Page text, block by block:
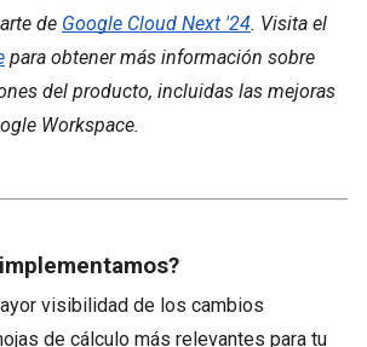
de Google Cloud Next '24. Visita el
para obtener más información sobre
del producto, incluidas las mejoras
Workspace.
visibilidad de los cambios
de cálculo más relevantes para tu